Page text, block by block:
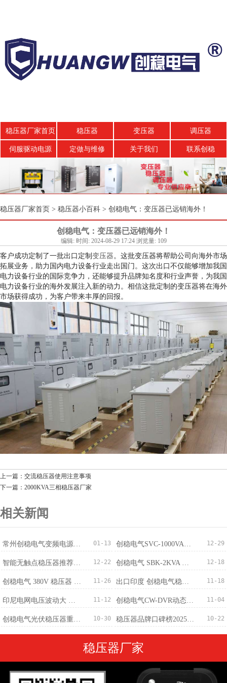
稳压器厂家首页 稳压器 变压器 调压器
伺服驱动电源 定做与维修 关于我们 联系创稳
稳压器厂家首页 > 稳压器小百科 > 创稳电气：变压器已远销海外！
创稳电气：变压器已远销海外！
编辑: 时间: 2024-08-29 17:24 浏览量: 109
客户成功定制了一批出口定制 变压器。这批变压器将帮助公司向海外市场
拓展业务，助力国内电力设备行业走出国门。 这次出口不仅能够增加我国
电力设备行业的国际竞争力，还能够提升品牌知名度和行业声誉，为我国
电力设备行业的海外发展注入新的动力。相信这批定制的变压器将在海外
市场获得成功，为客户带来丰厚的回报。
上一篇：交流稳压器使用注意事项
下一篇：2000KVA三相稳压器厂家
相关新闻
01-13 12-29
12-22 12-18
11-26 11-18
11-12 11-04
10-30 10-22
稳压器厂家